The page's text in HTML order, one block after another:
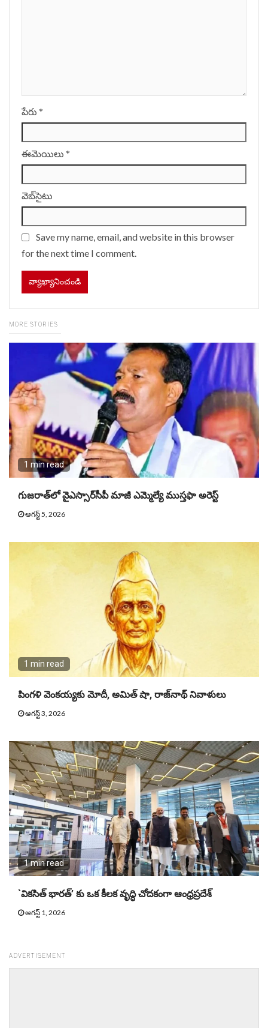
పేరు *
ఈమెయిలు *
వెబ్‌సైటు
Save my name, email, and website in this browser
for the next time I comment.
MORE STORIES
1 min read
గుజరాత్‌లో వైఎస్సార్​సీపీ మాజీ ఎమ్మెల్యే ముస్తఫా అరెస్ట్
ఆగస్ట్ 5, 2026
1 min read
పింగళి వెంకయ్యకు మోదీ, అమిత్ షా, రాజ్‌నాథ్ నివాళులు
ఆగస్ట్ 3, 2026
1 min read
`వికసిత్ భారత్’ కు ఒక కీలక వృద్ధి చోదకంగా ఆంధ్రప్రదేశ్
ఆగస్ట్ 1, 2026
ADVERTISEMENT